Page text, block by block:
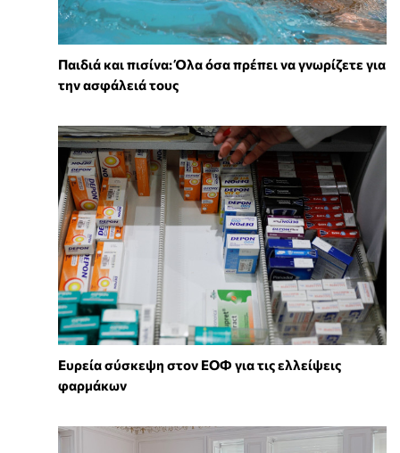
Παιδιά και πισίνα: Όλα όσα πρέπει να γνωρίζετε για
την ασφάλειά τους
Ευρεία σύσκεψη στον ΕΟΦ για τις ελλείψεις
φαρμάκων